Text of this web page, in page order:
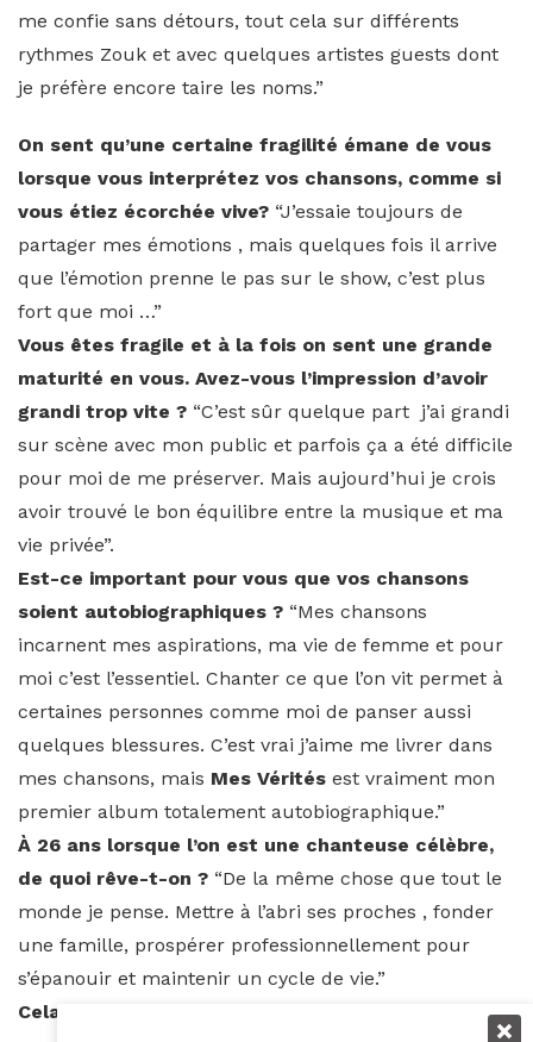
me confie sans détours, tout cela sur différents
rythmes Zouk et avec quelques artistes guests dont
je préfère encore taire les noms.”
On sent qu’une certaine fragilité émane de vous
lorsque vous interprétez vos chansons, comme si
vous étiez écorchée vive? “J’essaie toujours de
partager mes émotions , mais quelques fois il arrive
que l’émotion prenne le pas sur le show, c’est plus
fort que moi …”
Vous êtes fragile et à la fois on sent une grande
maturité en vous. Avez-vous l’impression d’avoir
grandi trop vite ? “C’est sûr quelque part j’ai grandi
sur scène avec mon public et parfois ça a été difficile
pour moi de me préserver. Mais aujourd’hui je crois
avoir trouvé le bon équilibre entre la musique et ma
vie privée”.
Est-ce important pour vous que vos chansons
soient autobiographiques ? “Mes chansons
incarnent mes aspirations, ma vie de femme et pour
moi c’est l’essentiel. Chanter ce que l’on vit permet à
certaines personnes comme moi de panser aussi
quelques blessures. C’est vrai j’aime me livrer dans
mes chansons, mais Mes Vérités est vraiment mon
premier album totalement autobiographique.”
À 26 ans lorsque l’on est une chanteuse célèbre,
de quoi rêve-t-on ? “De la même chose que tout le
monde je pense. Mettre à l’abri ses proches , fonder
une famille, prospérer professionnellement pour
s’épanouir et maintenir un cycle de vie.”
Cela fait plusieurs années que vous travaillez